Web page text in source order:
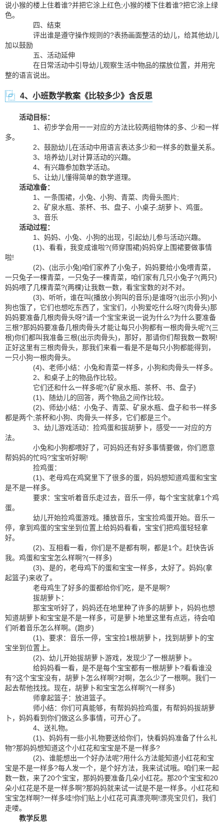
说小猴的楼上住着谁?并把它涂上红色;小猴的楼下住着谁?把它涂上绿
色。
四、结束
评出谁是遵守操作规则的?表扬画面整洁的幼儿，给其他幼儿
加以鼓励
五、活动延伸
在日常活动中引导幼儿观察生活中物品的摆放位置，并用完
整的语言说出。
4、小班数学教案《比较多少》含反思
活动目标：
1、初步学会用一一对应的方法比较两组物体的多、少和一样
多。
2、鼓励幼儿在活动中用语言表达多少和一样多的数量关系。
3、培养幼儿对计算活动的兴趣。
4、有兴趣参加数学活动。
5、让幼儿懂得简单的数学道理。
活动准备：
1、一条围裙，小兔、小狗、青菜、肉骨头图片;
2、矿泉水瓶、茶杯、书、盘子、小桌子;胡萝卜、鸡蛋。
3、音乐
活动过程：
1、妈妈、小兔、小狗的出现，引起幼儿参与活动兴趣。
(1)、看看，我变成谁啦?(师穿围裙)妈妈穿上围裙要做事情
啦!
(2)、(出示小兔)咱们家养了小兔子，妈妈要给小兔喂青菜，
一只兔子一棵青菜，一只兔子一棵青菜，咱们家有几只小兔子?(两只)
妈妈喂了几棵青菜?(两棵)让我数一数，看宝宝数的对不对。
(3)、听听，谁在叫(播放小狗叫的音乐)是谁呀?(出示小狗)小
狗也饿了，它们也想吃东西了，宝宝们，小狗爱吃什么呀?(肉骨头)那
妈妈要准备几根肉骨头呀?请一个宝宝来说一说为什么?为什么要准备
三根?那妈妈要准备几根肉骨头才能让每只小狗都有一根肉骨头呢?(三
根)你们都叫我准备三根(出示肉骨头)，那好，那请你们帮我数一数啊!
正好这里有三根肉骨头，那我们来看一看是不是每只小狗都能得到，
一只小狗一根肉骨头。
(4)、老师小结：小兔和青菜一样多，小狗和肉骨头一样多。
2、和桌子上的物品作比较。
它们还和什么一样多呢?(矿泉水瓶、茶杯、书、盘子)
(1)、随幼儿的回答，两个物品之间作比较。
(2)、师幼小结：小兔子、青菜、矿泉水瓶、盘子和书一样多
都是两个;茶杯和小狗、肉骨头一样多，它们都是三个。
3、幼儿游戏活动：捡鸡蛋和拔胡萝卜，感受一一对应的方
法。
小兔和小狗都喂好了，可妈妈还有好多事情要做，你们愿意
帮妈妈的忙吗?宝宝听好啊!
捡鸡蛋：
(1)、老母鸡在鸡窝里下了很多的蛋，妈妈想知道鸡蛋和宝宝
是不是一样多。
要求：宝宝听着音乐走过去，音乐一停，每个宝宝就拿1个鸡
蛋。
幼儿开始捡鸡蛋游戏。播放音乐，宝宝捡鸡蛋开始。音乐一
停，拿到鸡蛋的宝宝坐到位置上给妈妈看看，宝宝们把鸡蛋轻轻拿
好。
(2)、互相看一看，你们是不是都有啊，都是1个。赶快告诉
我。鸡蛋和宝宝怎么样啊?(一样多)
(3)、是的，老母鸡下的蛋和宝宝一样多，太好了。妈妈(拿
起篮子)来收了。
老母鸡生了好多的蛋都给你们吃，是不是啊?
拔胡萝卜：
那宝宝听好了，妈妈还在地里种了许多的胡萝卜，妈妈也想
知道胡萝卜和宝宝是不是一样多，可是萝卜地里这里有点远，待会咱
们听着音乐怎么样啊。(跑步)
(1)、要求：音乐一停，宝宝捡1根胡萝卜，找到胡萝卜的宝
宝坐到位置上。
(2)、幼儿开始拔胡萝卜游戏，发现少了一根胡萝卜。
给妈妈看一看，是不是每个宝宝都有一根胡萝卜?看看谁没
有?这个宝宝没有，胡萝卜怎么样啊?对啊，怎么少了一根啊。我们一
起去帮他找找。现在，胡萝卜和宝宝怎么样啊?(一样多)
师拿起篮子：放进篮子。
师小结：你们可真能够，有帮妈妈捡鸡蛋，有帮妈妈拔胡萝
卜，妈妈看到你们做这么多事情，可开心了。
4、送礼物。
(1)、妈妈有一些小礼物要送给你们，快看妈妈准备了什么礼
物?那妈妈想知道这个小红花和宝宝是不是一样多?
(2)、谁能想出一个好办法呢?用什么方法能知道小红花和宝
宝是不是一样多?每人发一个，是个好方法，我来试试哦。咱们来一起
数一数，来了20个宝宝，那妈妈要准备几朵小红花。那20个宝宝和20
朵小红花是不是一样多啊?那妈妈就来试一试是不是一样多。小红花和
宝宝怎样啊?一样多哇!你们贴上小红花可真漂亮啊!漂亮宝贝们，我们
走喽。
教学反思